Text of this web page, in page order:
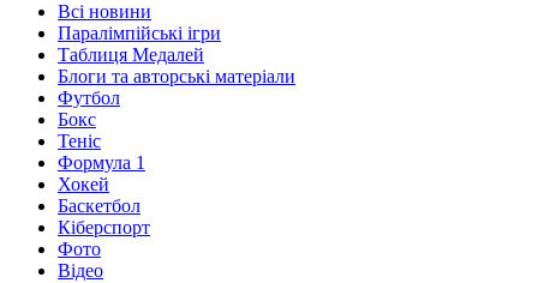
Всі новини
Паралімпійські ігри
Таблиця Медалей
Блоги та авторські матеріали
Футбол
Бокс
Теніс
Формула 1
Хокей
Баскетбол
Кіберспорт
Фото
Відео